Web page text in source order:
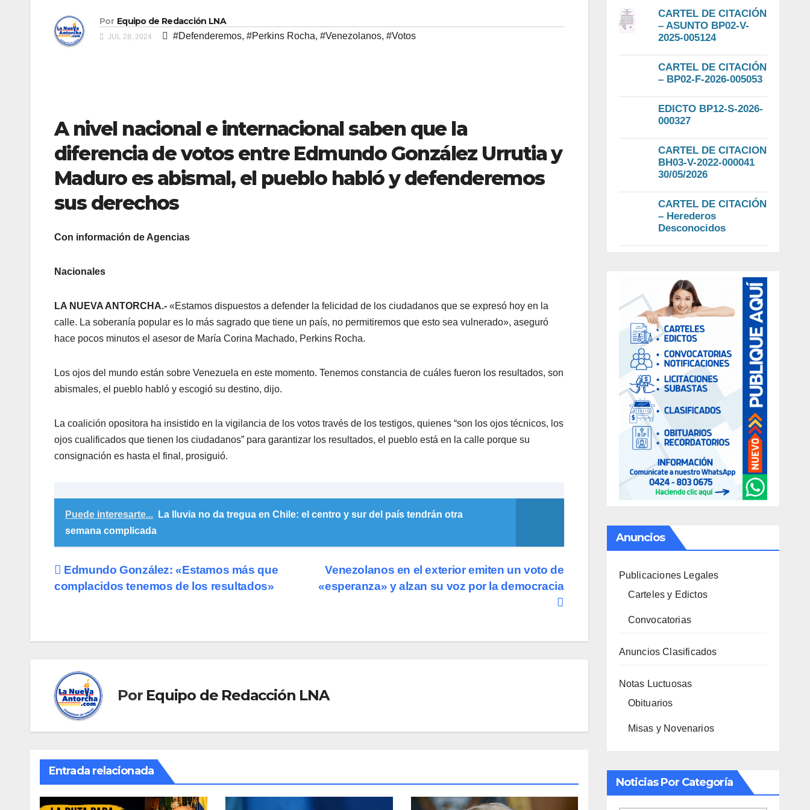
Por Equipo de Redacción LNA
JUL 28, 2024 #Defenderemos, #Perkins Rocha, #Venezolanos, #Votos
A nivel nacional e internacional saben que la
diferencia de votos entre Edmundo González Urrutia y
Maduro es abismal, el pueblo habló y defenderemos
sus derechos
Con información de Agencias
Nacionales
LA NUEVA ANTORCHA.- «Estamos dispuestos a defender la felicidad de los ciudadanos que se expresó hoy en la
calle. La soberanía popular es lo más sagrado que tiene un país, no permitiremos que esto sea vulnerado», aseguró
hace pocos minutos el asesor de María Corina Machado, Perkins Rocha.
Los ojos del mundo están sobre Venezuela en este momento. Tenemos constancia de cuáles fueron los resultados, son
abismales, el pueblo habló y escogió su destino, dijo.
La coalición opositora ha insistido en la vigilancia de los votos través de los testigos, quienes “son los ojos técnicos, los
ojos cualificados que tienen los ciudadanos” para garantizar los resultados, el pueblo está en la calle porque su
consignación es hasta el final, prosiguió.
Puede interesarte...
La lluvia no da tregua en Chile: el centro y sur del país tendrán otra
semana complicada
Navegación
Venezolanos en el exterior emiten un voto de
«esperanza» y alzan su voz por la democracia
Edmundo González: «Estamos más que
complacidos tenemos de los resultados»
Por Equipo de Redacción LNA
Entrada relacionada
CARTEL DE CITACIÓN
– ASUNTO BP02-V-
2025-005124
CARTEL DE CITACIÓN
– BP02-F-2026-005053
EDICTO BP12-S-2026-
000327
CARTEL DE CITACION
BH03-V-2022-000041
30/05/2026
CARTEL DE CITACIÓN
– Herederos
Desconocidos
Anuncios
Publicaciones Legales
Carteles y Edictos
Convocatorias
Anuncios Clasificados
Notas Luctuosas
Obituarios
Misas y Novenarios
Noticias Por Categoría